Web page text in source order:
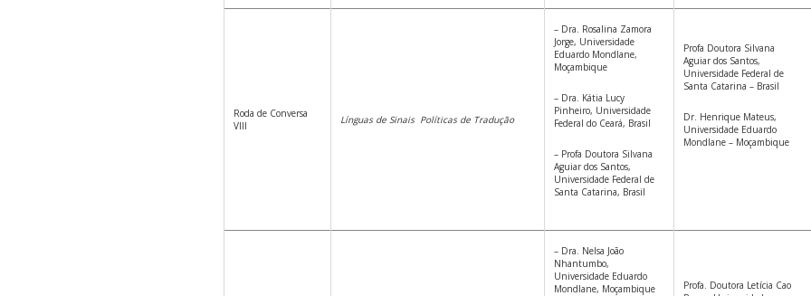
Roda de Conversa
VIII
Línguas de Sinais Políticas de Tradução
– Dra. Rosalina Zamora
Jorge, Universidade
Eduardo Mondlane,
Moçambique
– Dra. Kátia Lucy
Pinheiro, Universidade
Federal do Ceará, Brasil
– Profa Doutora Silvana
Aguiar dos Santos,
Universidade Federal de
Santa Catarina, Brasil
Profa Doutora Silvana
Aguiar dos Santos,
Universidade Federal de
Santa Catarina – Brasil
Dr. Henrique Mateus,
Universidade Eduardo
Mondlane – Moçambique
– Dra. Nelsa João
Nhantumbo,
Universidade Eduardo
Mondlane, Moçambique
Profa. Doutora Letícia Cao